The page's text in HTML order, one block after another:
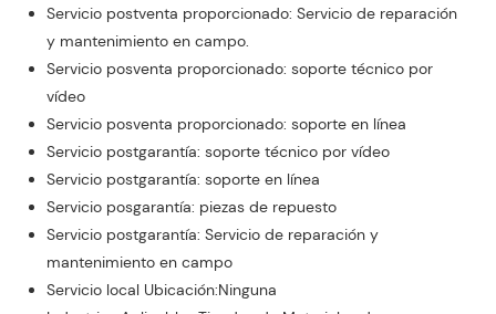
Servicio postventa proporcionado: Servicio de reparación
y mantenimiento en campo.
Servicio posventa proporcionado: soporte técnico por
vídeo
Servicio posventa proporcionado: soporte en línea
Servicio postgarantía: soporte técnico por vídeo
Servicio postgarantía: soporte en línea
Servicio posgarantía: piezas de repuesto
Servicio postgarantía: Servicio de reparación y
mantenimiento en campo
Servicio local Ubicación:Ninguna